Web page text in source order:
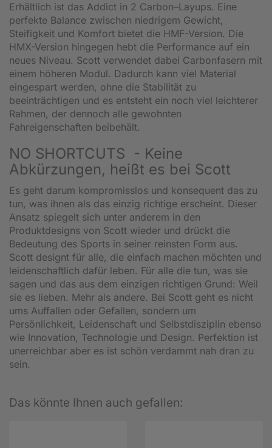
Erhältlich ist das Addict in 2 Carbon–Layups. Eine
perfekte Balance zwischen niedrigem Gewicht,
Steifigkeit und Komfort bietet die HMF-Version. Die
HMX-Version hingegen hebt die Performance auf ein
neues Niveau. Scott verwendet dabei Carbonfasern mit
einem höheren Modul. Dadurch kann viel Material
eingespart werden, ohne die Stabilität zu
beeinträchtigen und es entsteht ein noch viel leichterer
Rahmen, der dennoch alle gewohnten
Fahreigenschaften beibehält.
NO SHORTCUTS - Keine
Abkürzungen, heißt es bei Scott
Es geht darum kompromisslos und konsequent das zu
tun, was ihnen als das einzig richtige erscheint. Dieser
Ansatz spiegelt sich unter anderem in den
Produktdesigns von Scott wieder und drückt die
Bedeutung des Sports in seiner reinsten Form aus.
Scott designt für alle, die einfach machen möchten und
leidenschaftlich dafür leben. Für alle die tun, was sie
sagen und das aus dem einzigen richtigen Grund: Weil
sie es lieben. Mehr als andere. Bei Scott geht es nicht
ums Auffallen oder Gefallen, sondern um
Persönlichkeit, Leidenschaft und Selbstdisziplin ebenso
wie Innovation, Technologie und Design. Perfektion ist
unerreichbar aber es ist schön verdammt nah dran zu
sein.
Das könnte Ihnen auch gefallen: